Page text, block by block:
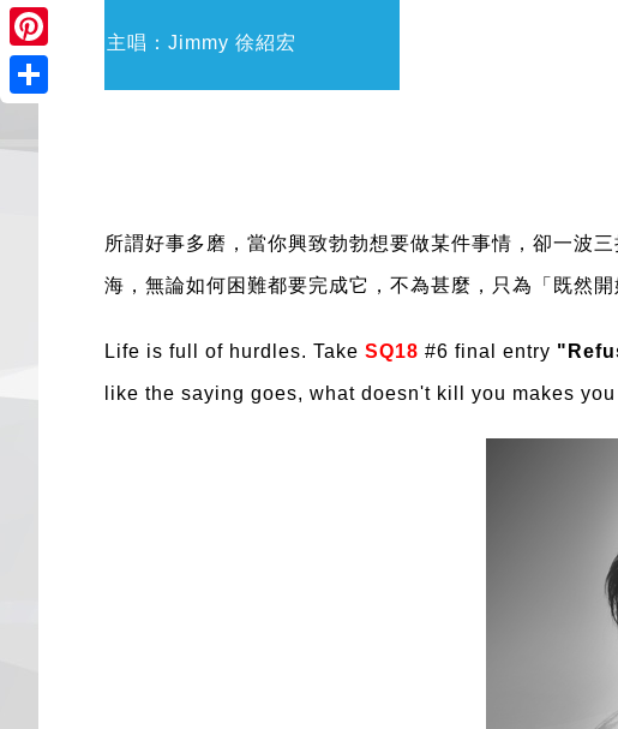
Twitter
Pinterest
主唱：Jimmy 徐紹宏
所謂好事多磨，當你興致勃勃想要做某件事情，卻一波
海，無論如何困難都要完成它，不為甚麼，只為「既然開
Life is full of hurdles. Take SQ18 #6 final entry
like the saying goes, what doesn't kill you makes